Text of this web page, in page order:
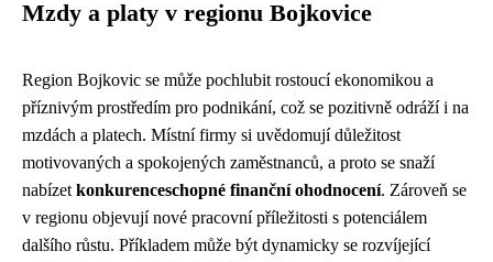
Mzdy a platy v regionu Bojkovice
Region Bojkovic se může pochlubit rostoucí ekonomikou a
příznivým prostředím pro podnikání, což se pozitivně odráží i na
mzdách a platech. Místní firmy si uvědomují důležitost
motivovaných a spokojených zaměstnanců, a proto se snaží
nabízet konkurenceschopné finanční ohodnocení. Zároveň se
v regionu objevují nové pracovní příležitosti s potenciálem
dalšího růstu. Příkladem může být dynamicky se rozvíjející